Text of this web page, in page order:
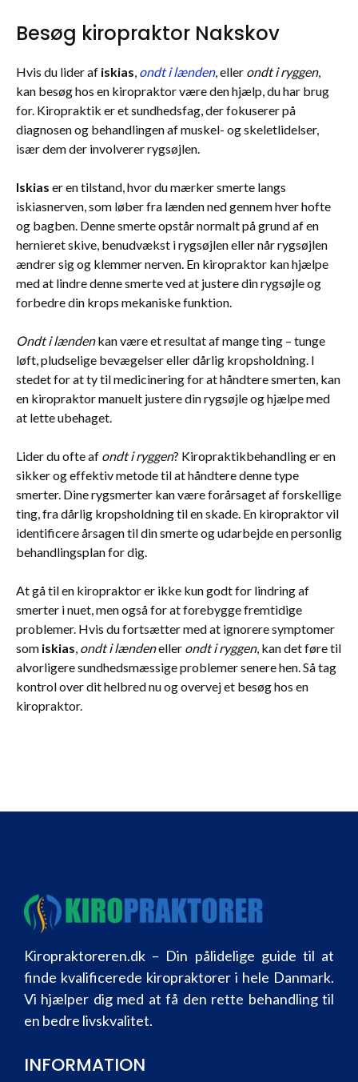
Besøg kiropraktor Nakskov
Hvis du lider af iskias ondt i lænden, eller ondt i ryggen,
kan besøg hos en kiropraktor være den hjælp, du har brug
for. Kiropraktik er et sundhedsfag, der fokuserer på
diagnosen og behandlingen af muskel- og skeletlidelser,
især dem der involverer rygsøjlen.
Iskias er en tilstand, hvor du mærker smerte langs
iskiasnerven, som løber fra lænden ned gennem hver hofte
og bagben. Denne smerte opstår normalt på grund af en
hernieret skive, benudvækst i rygsøjlen eller når rygsøjlen
ændrer sig og klemmer nerven. En kiropraktor kan hjælpe
med at lindre denne smerte ved at justere din rygsøjle og
forbedre din krops mekaniske funktion.
Ondt i lændenkan være et resultat af mange ting – tunge
løft, pludselige bevægelser eller dårlig kropsholdning. I
stedet for at ty til medicinering for at håndtere smerten, kan
en kiropraktor manuelt justere din rygsøjle og hjælpe med
at lette ubehaget.
Lider du ofte af ondt i ryggen? Kiropraktikbehandling er en
sikker og effektiv metode til at håndtere denne type
smerter. Dine rygsmerter kan være forårsaget af forskellige
ting, fra dårlig kropsholdning til en skade. En kiropraktor vil
identificere årsagen til din smerte og udarbejde en personlig
behandlingsplan for dig.
At gå til en kiropraktor er ikke kun godt for lindring af
smerter i nuet, men også for at forebygge fremtidige
problemer. Hvis du fortsætter med at ignorere symptomer
som iskias ondt i lændeneller ondt i ryggen, kan det føre til
alvorligere sundhedsmæssige problemer senere hen. Så tag
kontrol over dit helbred nu og overvej et besøg hos en
kiropraktor.
Kiropraktoreren.dk – Din pålidelige guide til at
finde kvalificerede kiropraktorer i hele Danmark.
Vi hjælper dig med at få den rette behandling til
en bedre livskvalitet.
INFORMATION